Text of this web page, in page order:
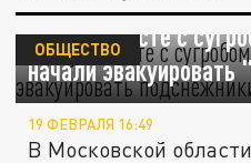
Увезут вместе с
начали
ОБЩЕСТВО
19 ФЕВРАЛЯ 16:49
В Московской